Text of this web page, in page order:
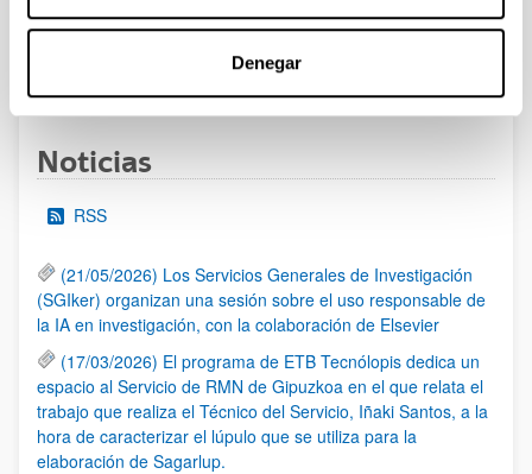
Denegar
18
Noticias
RSS
(21/05/2026) Los Servicios Generales de Investigación
(SGIker) organizan una sesión sobre el uso responsable de
la IA en investigación, con la colaboración de Elsevier
(17/03/2026) El programa de ETB Tecnólopis dedica un
espacio al Servicio de RMN de Gipuzkoa en el que relata el
trabajo que realiza el Técnico del Servicio, Iñaki Santos, a la
hora de caracterizar el lúpulo que se utiliza para la
elaboración de Sagarlup.